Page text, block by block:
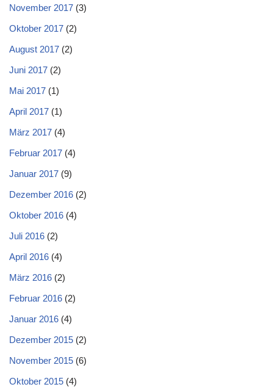
November 2017 (3)
Oktober 2017 (2)
August 2017 (2)
Juni 2017 (2)
Mai 2017 (1)
April 2017 (1)
März 2017 (4)
Februar 2017 (4)
Januar 2017 (9)
Dezember 2016 (2)
Oktober 2016 (4)
Juli 2016 (2)
April 2016 (4)
März 2016 (2)
Februar 2016 (2)
Januar 2016 (4)
Dezember 2015 (2)
November 2015 (6)
Oktober 2015 (4)